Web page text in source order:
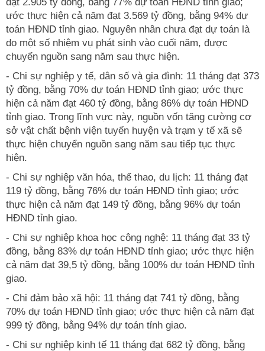
ước thực hiện cả năm đạt 3.569 tỷ đồng, bằng 94% dự
toán HĐND tỉnh giao. Nguyên nhân chưa đạt dự toán là
do một số nhiệm vụ phát sinh vào cuối năm, được
chuyển nguồn sang năm sau thực hiện.
- Chi sự nghiệp y tế, dân số và gia đình: 11 tháng đạt 373
tỷ đồng, bằng 70% dự toán HĐND tỉnh giao; ước thực
hiện cả năm đạt 460 tỷ đồng, bằng 86% dự toán HĐND
tỉnh giao. Trong lĩnh vực này, nguồn vốn tăng cường cơ
sở vật chất bệnh viện tuyến huyện và trạm y tế xã sẽ
thực hiện chuyển nguồn sang năm sau tiếp tục thực
hiện.
- Chi sự nghiệp văn hóa, thể thao, du lịch: 11 tháng đạt
119 tỷ đồng, bằng 76% dự toán HĐND tỉnh giao; ước
thực hiện cả năm đạt 149 tỷ đồng, bằng 96% dự toán
HĐND tỉnh giao.
- Chi sự nghiệp khoa học công nghệ: 11 tháng đạt 33 tỷ
đồng, bằng 83% dự toán HĐND tỉnh giao; ước thực hiện
cả năm đạt 39,5 tỷ đồng, bằng 100% dự toán HĐND tỉnh
giao.
- Chi đảm bảo xã hội: 11 tháng đạt 741 tỷ đồng, bằng
70% dự toán HĐND tỉnh giao; ước thực hiện cả năm đạt
999 tỷ đồng, bằng 94% dự toán tỉnh giao.
- Chi sự nghiệp kinh tế 11 tháng đạt 682 tỷ đồng, bằng